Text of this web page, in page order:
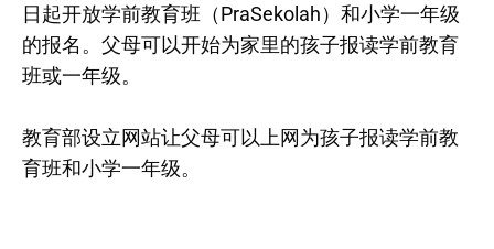
日起开放学前教育班（PraSekolah）和小学一年级
的报名。父母可以开始为家里的孩子报读学前教育
班或一年级。
教育部设立网站让父母可以上网为孩子报读学前教
育班和小学一年级。